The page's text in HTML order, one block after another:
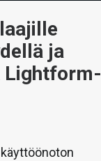
ja
Lightform-